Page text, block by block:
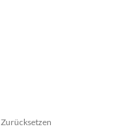
Zurücksetzen